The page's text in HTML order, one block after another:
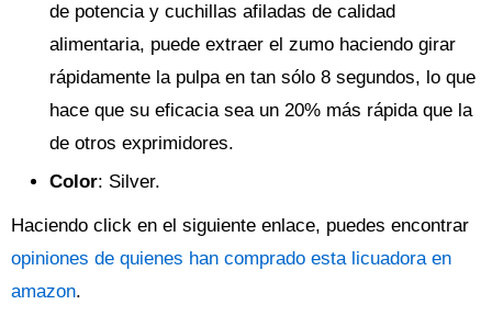
de potencia y cuchillas afiladas de calidad
alimentaria, puede extraer el zumo haciendo girar
rápidamente la pulpa en tan sólo 8 segundos, lo que
hace que su eficacia sea un 20% más rápida que la
de otros exprimidores.
Color: Silver.
Haciendo click en el siguiente enlace, puedes encontrar
opiniones de quienes han comprado esta licuadora en
amazon.